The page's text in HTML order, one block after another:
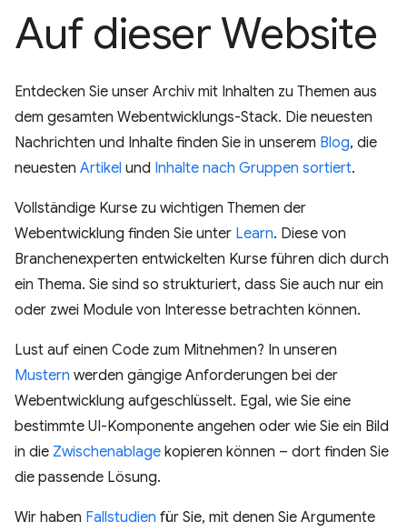
Auf dieser Website
Entdecken Sie unser Archiv mit Inhalten zu Themen aus
dem gesamten Webentwicklungs-Stack. Die neuesten
Nachrichten und Inhalte finden Sie in unserem Blog, die
neuesten Artikel und Inhalte nach Gruppen sortiert.
Vollständige Kurse zu wichtigen Themen der
Webentwicklung finden Sie unter Learn. Diese von
Branchenexperten entwickelten Kurse führen dich durch
ein Thema. Sie sind so strukturiert, dass Sie auch nur ein
oder zwei Module von Interesse betrachten können.
Lust auf einen Code zum Mitnehmen? In unseren
Mustern werden gängige Anforderungen bei der
Webentwicklung aufgeschlüsselt. Egal, wie Sie eine
bestimmte UI-Komponente angehen oder wie Sie ein Bild
in die Zwischenablage kopieren können – dort finden Sie
die passende Lösung.
Wir haben Fallstudien für Sie, mit denen Sie Argumente